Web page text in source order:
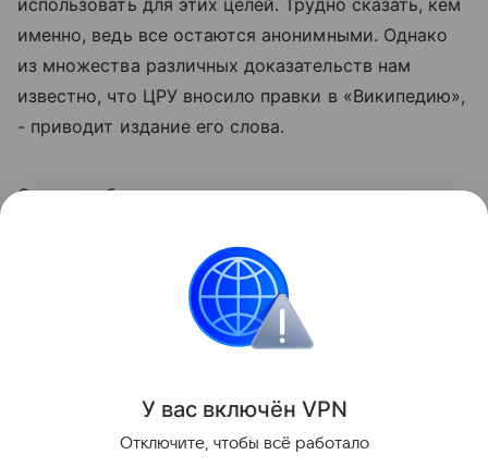
использовать для этих целей. Трудно сказать, кем
именно, ведь все остаются анонимными. Однако
из множества различных доказательств нам
известно, что ЦРУ вносило правки в «Википедию»,
- приводит издание его слова.
Сэнгер добавил, что сожалеет о том, что не
защиты с пропагандой.
Инфовойны Новости
Поделиться
У вас включён VPN
Отключите, чтобы всё работало